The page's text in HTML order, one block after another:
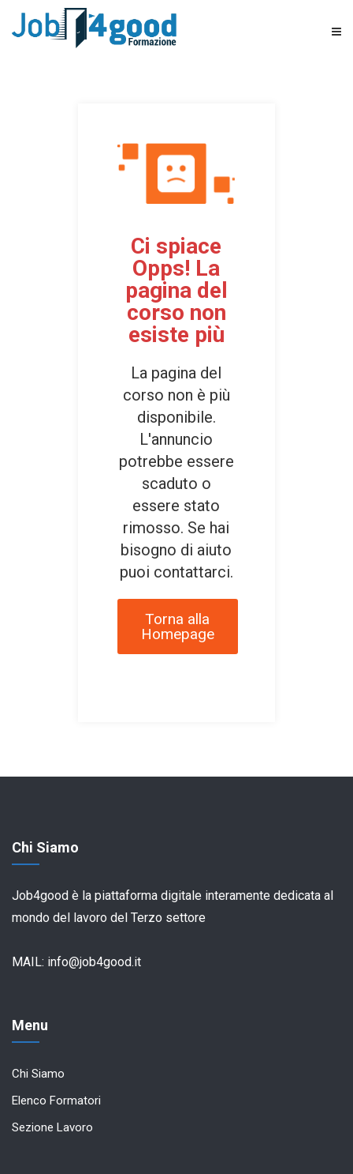
Ci spiace
Opps! La
pagina del
corso non
esiste più
La pagina del
corso non è più
disponibile.
L'annuncio
potrebbe essere
scaduto o
essere stato
rimosso. Se hai
bisogno di aiuto
puoi contattarci.
Torna alla
Homepage
Chi Siamo
Job4good è la piattaforma digitale interamente dedicata al
mondo del lavoro del Terzo settore
MAIL: info@job4good.it
Menu
Chi Siamo
Elenco Formatori
Sezione Lavoro